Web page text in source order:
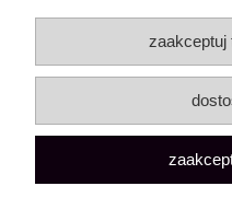
zaakceptuj